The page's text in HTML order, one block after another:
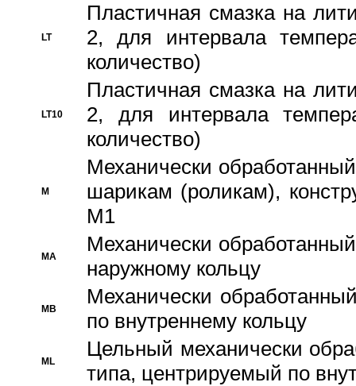
LT
Пластичная смазка на
2, для интервала
количество)
LT10
Пластичная смазка на
2, для интервала
количество)
M
Механически
шарикам (роликам),
M1
MA
Механически
наружному кольцу
MB
Механически
по внутреннему кольцу
ML
Цельный механически
типа, центрируемый по